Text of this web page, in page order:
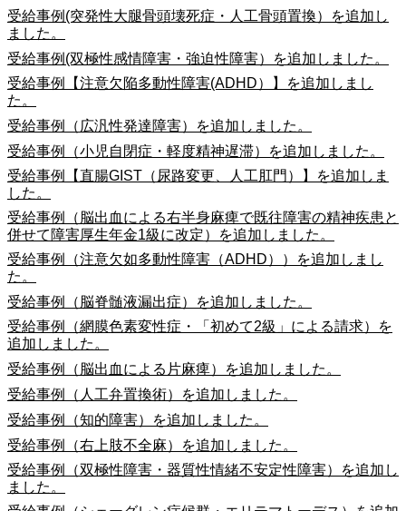
受給事例(突発性大腿骨頭壊死症・人工骨頭置換）を追加し
ました。
受給事例(双極性感情障害・強迫性障害）を追加しました。
受給事例【注意欠陥多動性障害(ADHD）】を追加しまし
た。
受給事例（広汎性発達障害）を追加しました。
受給事例（小児自閉症・軽度精神遅滞）を追加しました。
受給事例【直腸GIST（尿路変更、人工肛門）】を追加しま
した。
受給事例（脳出血による右半身麻痺で既往障害の精神疾患と
併せて障害厚生年金1級に改定）を追加しました。
受給事例（注意欠如多動性障害（ADHD））を追加しまし
た。
受給事例（脳脊髄液漏出症）を追加しました。
受給事例（網膜色素変性症・「初めて2級」による請求）を
追加しました。
受給事例（脳出血による片麻痺）を追加しました。
受給事例（人工弁置換術）を追加しました。
受給事例（知的障害）を追加しました。
受給事例（右上肢不全麻）を追加しました。
受給事例（双極性障害・器質性情緒不安定性障害）を追加し
ました。